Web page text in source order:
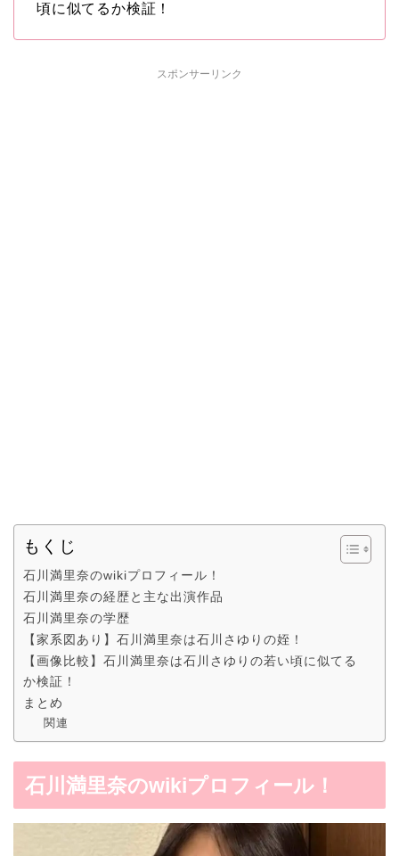
頃に似てるか検証！
スポンサーリンク
もくじ
石川満里奈のwikiプロフィール！
石川満里奈の経歴と主な出演作品
石川満里奈の学歴
【家系図あり】石川満里奈は石川さゆりの姪！
【画像比較】石川満里奈は石川さゆりの若い頃に似てる
か検証！
まとめ
関連
石川満里奈のwikiプロフィール！